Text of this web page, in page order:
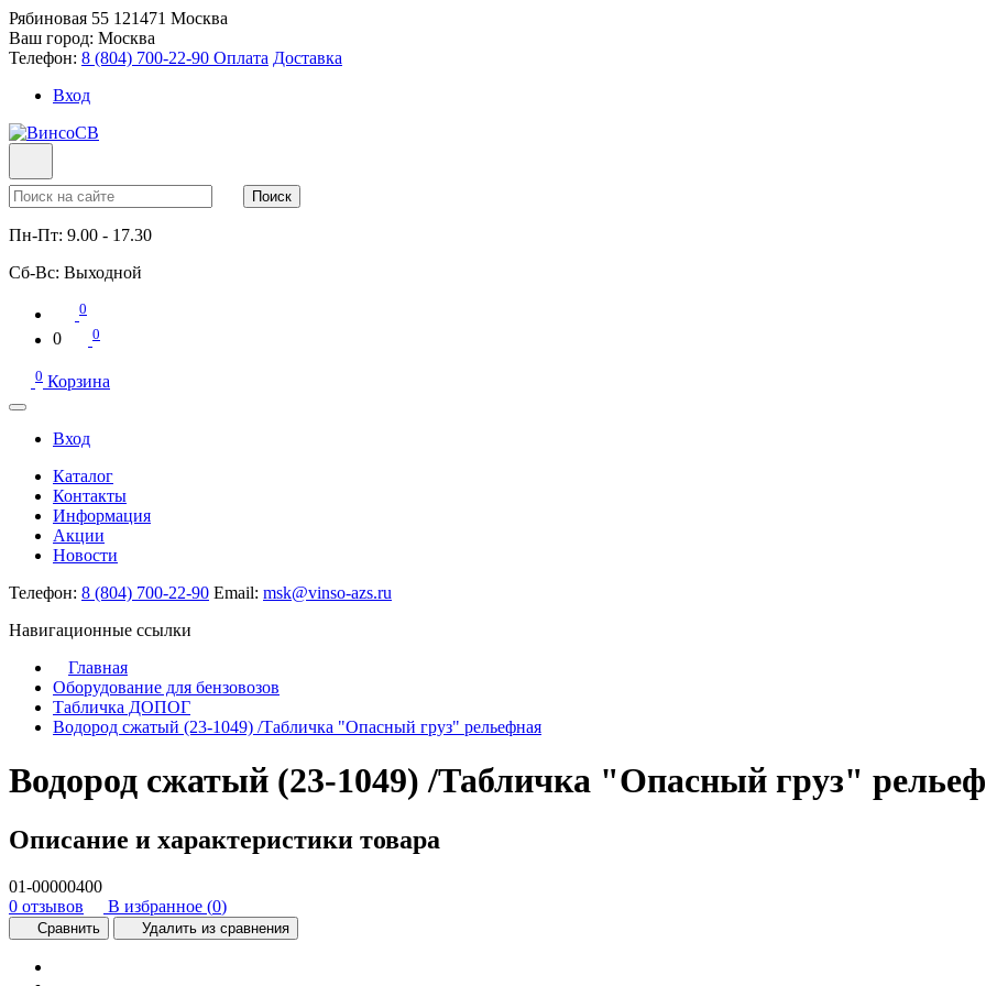
Рябиновая 55 121471 Москва
Ваш город: Москва
Телефон: 8 (804) 700-22-90 Оплата Доставка
Вход
Поиск
Пн-Пт: 9.00 - 17.30
Сб-Вс: Выходной
0
0 0
0 Корзина
Вход
Каталог
Контакты
Информация
Акции
Новости
Телефон: 8 (804) 700-22-90 Email: msk@vinso-azs.ru
Навигационные ссылки
Главная
Оборудование для бензовозов
Табличка ДОПОГ
Водород сжатый (23-1049) /Табличка "Опасный груз" рельефная
Водород сжатый (23-1049) /Табличка "Опасный груз"
Описание и характеристики товара
01-00000400
0 отзывов
В избранное (0)
Сравнить Удалить из сравнения